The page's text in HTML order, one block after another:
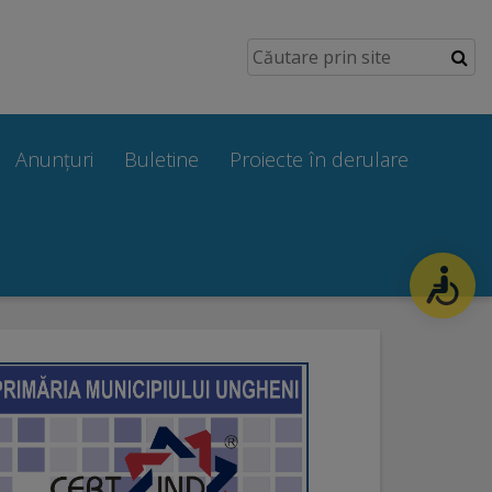
Anunțuri Buletine Proiecte în derulare